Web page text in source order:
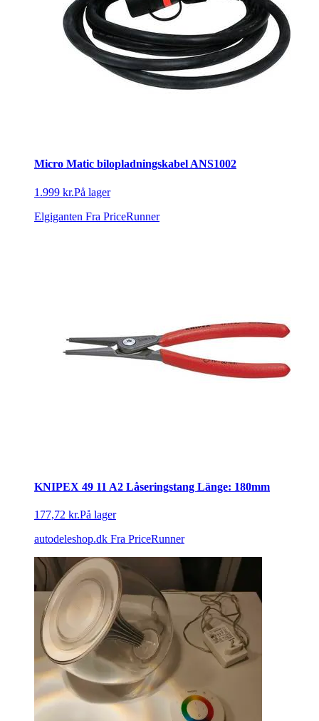
Micro Matic bilopladningskabel ANS1002
1.999 kr.På lager
Elgiganten Fra PriceRunner
KNIPEX 49 11 A2 Låseringstang Länge: 180mm
177,72 kr.På lager
autodeleshop.dk Fra PriceRunner